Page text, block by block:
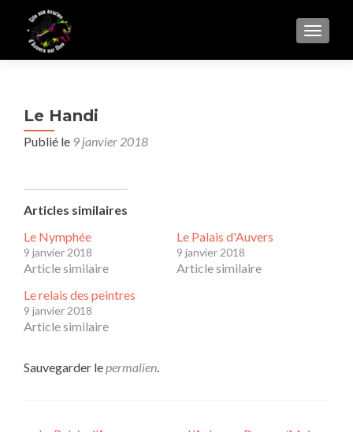
Le Handi
Publié le 9 janvier 2018
Articles similaires
Le Nymphée
9 janvier 2018
Article similaire
Le Palais d'Auvers
9 janvier 2018
Article similaire
Le relais des peintres
9 janvier 2018
Article similaire
Sauvegarder lepermalien.